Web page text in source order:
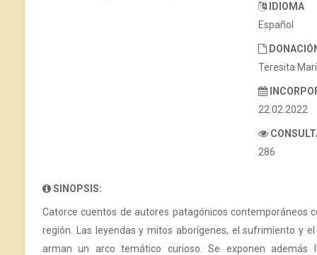
IDIOMA
Español
Teresita
22.02.2022
286
SINOPSIS:
Catorce cuentos de autores patagónicos contemporáneos
región. Las leyendas y mitos aborígenes, el sufrimiento y
arman un arco temático curioso. Se exponen además